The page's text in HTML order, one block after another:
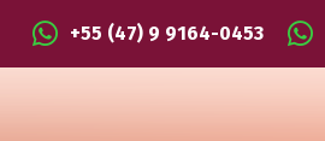
+55 (47) 9 9164-0453